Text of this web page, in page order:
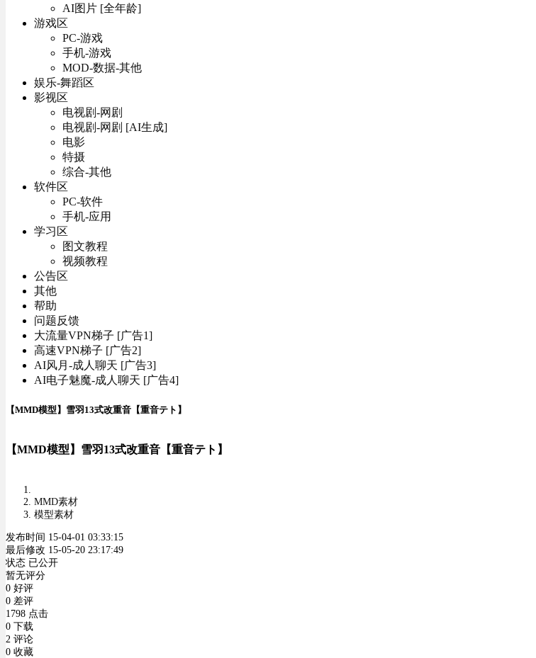
AI图片 [全年龄]
游戏区
PC-游戏
手机-游戏
MOD-数据-其他
娱乐-舞蹈区
影视区
电视剧-网剧
电视剧-网剧 [AI生成]
电影
特摄
综合-其他
软件区
PC-软件
手机-应用
学习区
图文教程
视频教程
公告区
其他
帮助
问题反馈
大流量VPN梯子 [广告1]
高速VPN梯子 [广告2]
AI风月-成人聊天 [广告3]
AI电子魅魔-成人聊天 [广告4]
【MMD模型】雪羽13式改重音【重音テト】
【MMD模型】雪羽13式改重音【重音テト】
MMD素材
模型素材
发布时间 15-04-01 03:33:15
最后修改 15-05-20 23:17:49
状态 已公开
暂无评分
0 好评
0 差评
1798 点击
0 下载
2 评论
0 收藏